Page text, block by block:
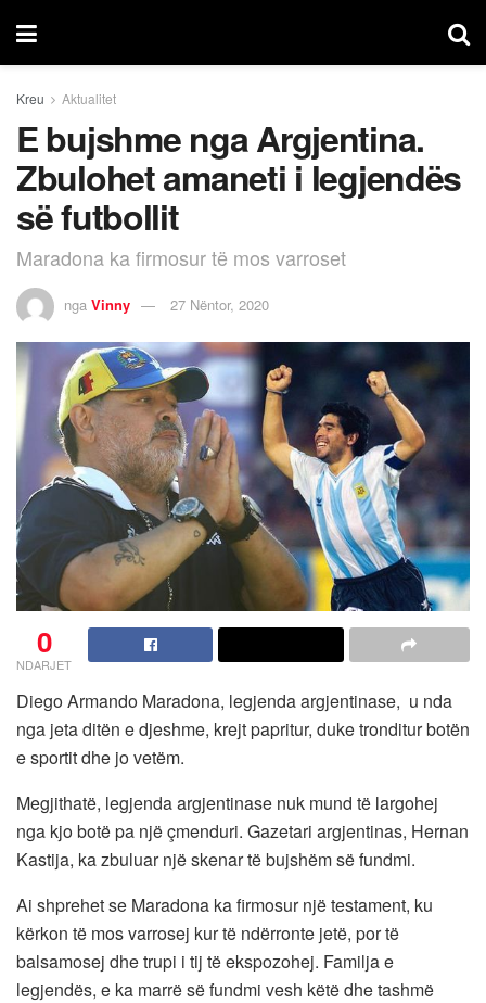
Kreu Aktualitet
E bujshme nga Argjentina.
Zbulohet amaneti i legjendës
së futbollit
Maradona ka firmosur të mos varroset
nga Vinny 27 Nëntor, 2020
0
NDARJET
Diego Armando Maradona, legjenda argjentinase, u nda
nga jeta ditën e djeshme, krejt papritur, duke tronditur botën
e sportit dhe jo vetëm.
Megjithatë, legjenda argjentinase nuk mund të largohej
nga kjo botë pa një çmenduri. Gazetari argjentinas, Hernan
Kastija, ka zbuluar një skenar të bujshëm së fundmi.
Ai shprehet se Maradona ka firmosur një testament, ku
kërkon të mos varrosej kur të ndërronte jetë, por të
balsamosej dhe trupi i tij të ekspozohej. Familja e
legjendës, e ka marrë së fundmi vesh këtë dhe tashmë